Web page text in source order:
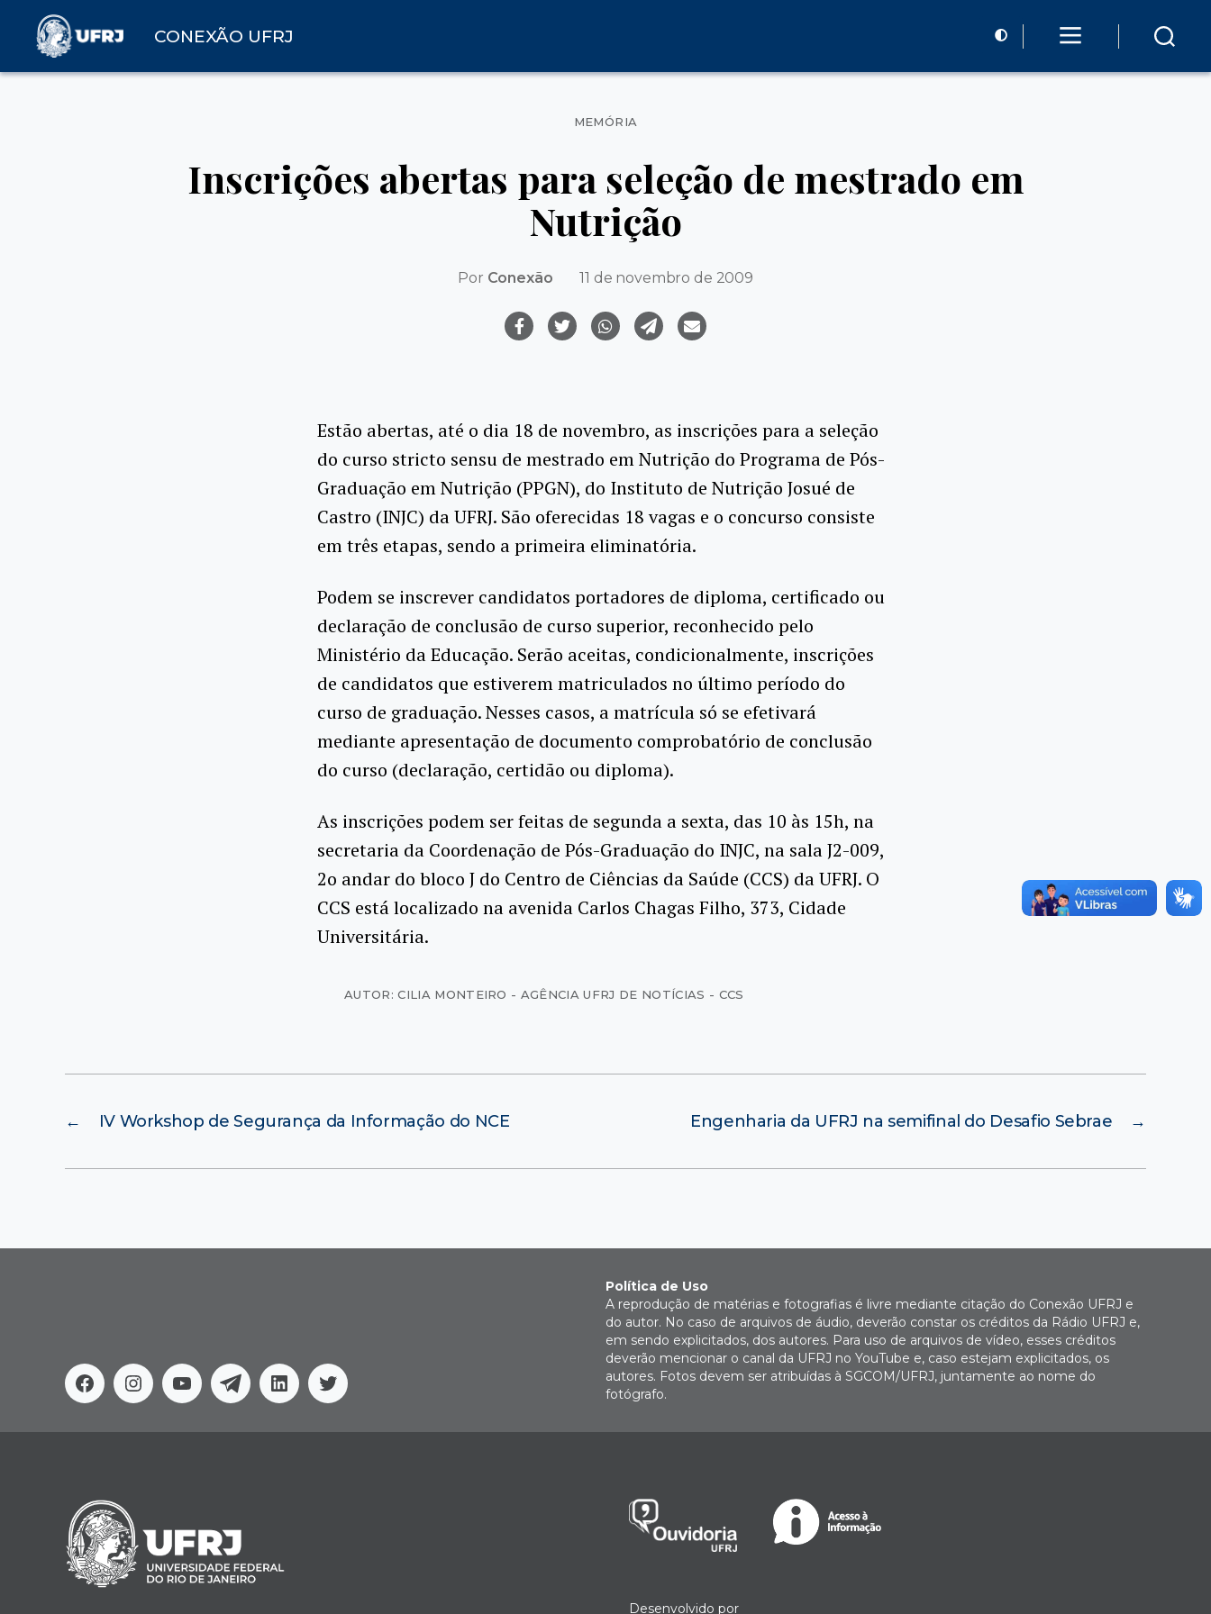
CONEXÃO UFRJ
Categorias
MEMÓRIA
Inscrições abertas para seleção de mestrado em
Nutrição
Por Conexão 11 de novembro de 2009
Estão abertas, até o dia 18 de novembro, as inscrições para a seleção
do curso stricto sensu de mestrado em Nutrição do Programa de Pós-
Graduação em Nutrição (PPGN), do Instituto de Nutrição Josué de
Castro (INJC) da UFRJ. São oferecidas 18 vagas e o concurso consiste
em três etapas, sendo a primeira eliminatória.
Podem se inscrever candidatos portadores de diploma, certificado ou
declaração de conclusão de curso superior, reconhecido pelo
Ministério da Educação. Serão aceitas, condicionalmente, inscrições
de candidatos que estiverem matriculados no último período do
curso de graduação. Nesses casos, a matrícula só se efetivará
mediante apresentação de documento comprobatório de conclusão
do curso (declaração, certidão ou diploma).
As inscrições podem ser feitas de segunda a sexta, das 10 às 15h, na
secretaria da Coordenação de Pós-Graduação do INJC, na sala J2-009,
2o andar do bloco J do Centro de Ciências da Saúde (CCS) da UFRJ. O
CCS está localizado na avenida Carlos Chagas Filho, 373, Cidade
Universitária.
AUTOR: CILIA MONTEIRO - AGÊNCIA UFRJ DE NOTÍCIAS - CCS
← IV Workshop de Segurança da Informação do NCE →
Engenharia da UFRJ na semifinal do Desafio Sebrae
FacebookInstagram
YoutubeTelegramLinkedinTwitter
Política de Uso
A reprodução de matérias e fotografias é livre mediante citação do Conexão UFRJ e
do autor. No caso de arquivos de áudio, deverão constar os créditos da Rádio UFRJ e,
em sendo explicitados, dos autores. Para uso de arquivos de vídeo, esses créditos
deverão mencionar o canal da UFRJ no YouTube e, caso estejam explicitados, os
autores. Fotos devem ser atribuídas à SGCOM/UFRJ, juntamente ao nome do
fotógrafo.
Desenvolvido por